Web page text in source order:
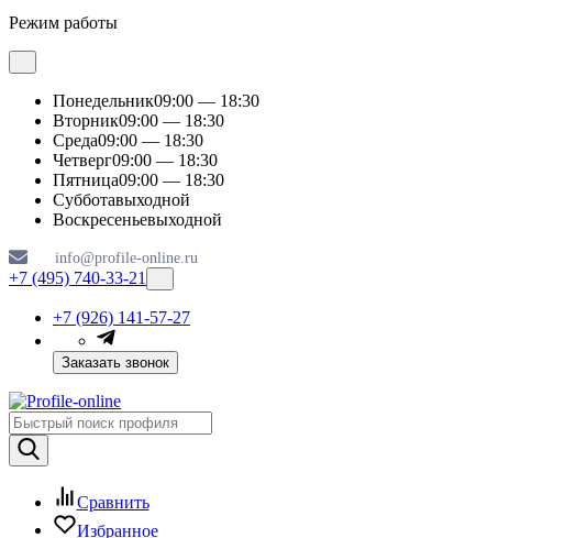
Режим работы
Понедельник09:00 — 18:30
Вторник09:00 — 18:30
Среда09:00 — 18:30
Четверг09:00 — 18:30
Пятница09:00 — 18:30
Субботавыходной
Воскресеньевыходной
info@profile-online.ru
+7 (495) 740-33-21
+7 (926) 141-57-27
Заказать звонок
Сравнить
Избранное